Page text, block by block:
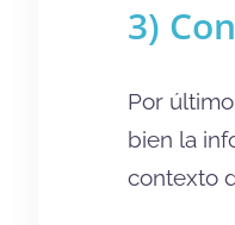
3)
Por
bien la
contexto